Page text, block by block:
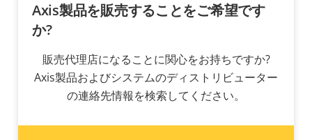
Axis製品を販売することをご希望です
か?
販売代理店になることに関心をお持ちですか?
Axis製品およびシステムのディストリビューター
の連絡先情報を検索してください。